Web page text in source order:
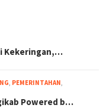
Kekeringan,…
PEMERINTAHAN
Powered b…